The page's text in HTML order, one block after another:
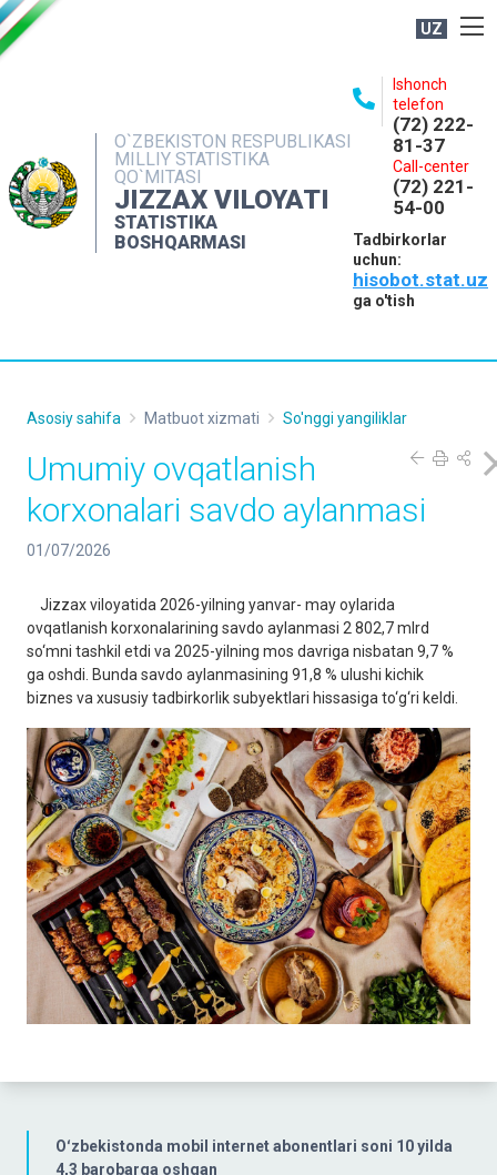
UZ
O`ZBEKISTON RESPUBLIKASI
MILLIY STATISTIKA
QO`MITASI
JIZZAX VILOYATI
STATISTIKA
BOSHQARMASI
Ishonch
telefon
(72) 222-
81-37
Call-center
(72) 221-
54-00
Tadbirkorlar
uchun:
hisobot.stat.uz
ga o'tish
NASHRLAR
INTERAKTIV XIZMATLAR
MATBUOT XIZMATI
Oʻzbekistonda mobil internet abonentlari soni 10 yilda
4,3 barobarga oshgan
Asosiy sahifa Matbuot xizmati So'nggi yangiliklar
Umumiy ovqatlanish
korxonalari savdo aylanmasi
01/07/2026
Jizzax viloyatida 2026-yilning yanvar- may oylarida
ovqatlanish korxonalarining savdo aylanmasi 2 802,7 mlrd
so‘mni tashkil etdi va 2025-yilning mos davriga nisbatan 9,7 %
ga oshdi. Bunda savdo aylanmasining 91,8 % ulushi kichik
biznes va xususiy tadbirkorlik subyektlari hissasiga to‘g‘ri keldi.